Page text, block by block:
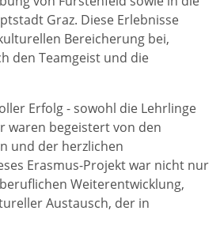
Graz. Diese Erlebnisse
Bereicherung bei,
den Teamgeist und die
Erfolg - sowohl die Lehrlinge
waren begeistert von den
und der herzlichen
Erasmus-Projekt war nicht nur
Weiterentwicklung,
Austausch, der in